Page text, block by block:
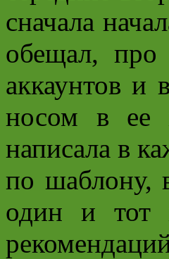
сначала
обещал, про
аккаунтов и
носом в ее
написала в
по шаблону,
один и тот